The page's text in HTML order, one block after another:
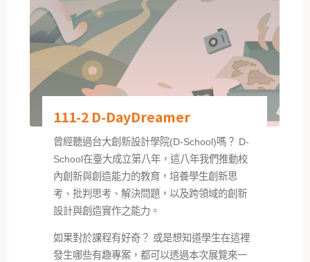
111-2 D-DayDreamer
曾經聽過台大創新設計學院(D-School)嗎？ D-
School在臺大成立第八年，這八年我們推動校
內創新與創造能力的教育，培養學生創新思
考、批判思考、解決問題，以及跨領域的創新
設計與創造實作之能力。
如果對於課程有好奇？ 或是想知道學生在這裡
發生哪些有趣專案，都可以透過本次展覽來一